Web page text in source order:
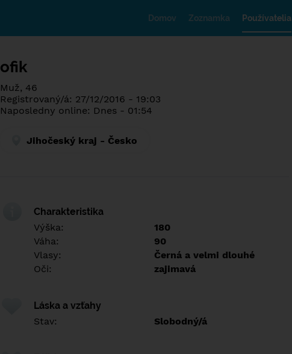
Domov Zoznamka Používatelia
ofik
Muž, 46
Registrovaný/á: 27/12/2016 - 19:03
Naposledny online: Dnes - 01:54
Jihočeský kraj - Česko
Charakteristika
Výška:
180
Váha:
90
Vlasy:
Černá a velmi dlouhé
Oči:
zajimavá
Láska a vzťahy
Stav:
Slobodný/á